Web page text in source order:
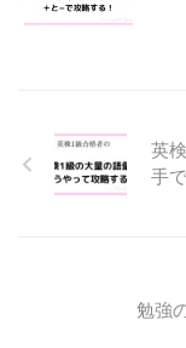
英
手
勉強